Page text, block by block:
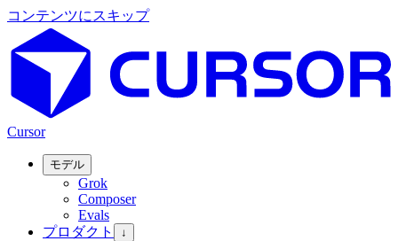
コンテンツにスキップ
Cursor
モデル
Grok
Composer
Evals
プロダクト
↓